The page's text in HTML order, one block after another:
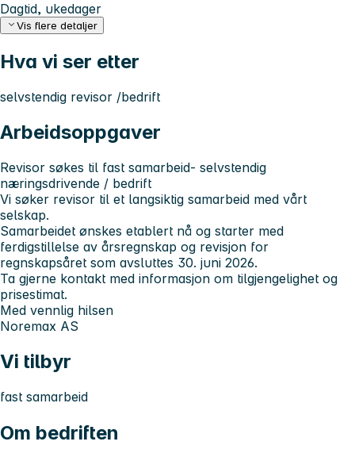
Dagtid, ukedager
Vis flere detaljer
Hva vi ser etter
selvstendig revisor /bedrift
Arbeidsoppgaver
Revisor søkes til fast samarbeid- selvstendig
næringsdrivende / bedrift
Vi søker revisor til et langsiktig samarbeid med vårt
selskap.
Samarbeidet ønskes etablert nå og starter med
ferdigstillelse av årsregnskap og revisjon for
regnskapsåret som avsluttes 30. juni 2026.
Ta gjerne kontakt med informasjon om tilgjengelighet og
prisestimat.
Med vennlig hilsen
Noremax AS
Vi tilbyr
fast samarbeid
Om bedriften